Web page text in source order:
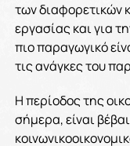
των διαφορετικών
εργασίας και για
πιο παραγωγικό
τις ανάγκες του
Η περίοδος της
σήμερα, είναι